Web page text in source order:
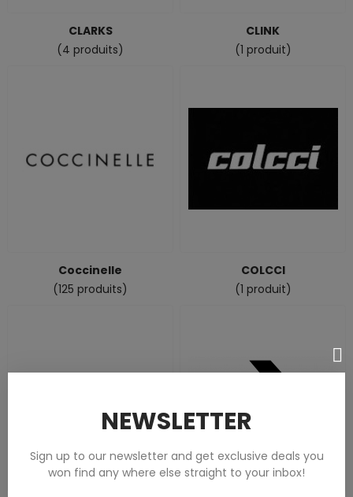
CLARKS
(4 produits)
CLINK
(1 produit)
Coccinelle
(125 produits)
COLCCI
(1 produit)
NEWSLETTER
Sign up to our newsletter and get exclusive deals you
won find any where else straight to your inbox!